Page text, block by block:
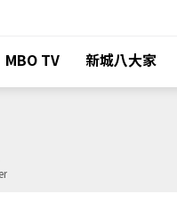
MBO TV 新城八大家